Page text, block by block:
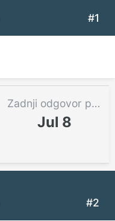
#1
Zadnji odgovor pre
Jul 8
#2